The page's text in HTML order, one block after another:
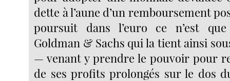
dette à l’aune d’un remboursement
poursuit dans l’euro ce n’est
Goldman & Sachs qui la tient ainsi
— venant y prendre le pouvoir pour
de ses profits prolongés sur le dos